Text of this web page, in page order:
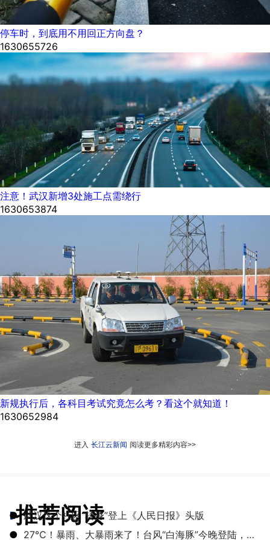
停车时，到底用不用回正方向盘？
1630655726
注意！武汉新增3处施工点需绕行
1630653874
新规执行后，各科目考试究竟怎么考？看这个就知道！
1630652984
进入 长江云新闻 阅读更多精彩内容>>
推荐阅读
● 武汉这个社区“转身”登上《人民日报》头版
●
27℃！暴雨、大暴雨来了！台风“白海豚”今晚登陆，湖北开启降雨降温模式